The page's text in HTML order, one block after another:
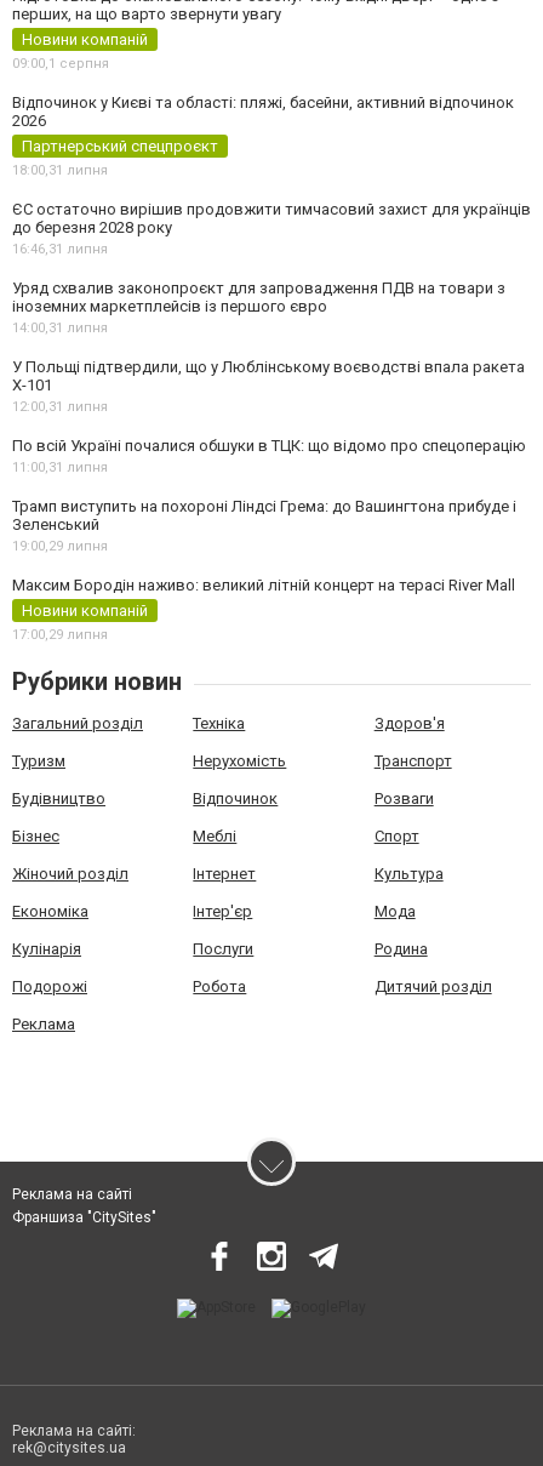
перших, на що варто звернути увагу
Новини компаній
09:00,1 серпня
Відпочинок у Києві та області: пляжі, басейни, активний відпочинок
2026
Партнерський спецпроєкт
18:00,31 липня
ЄС остаточно вирішив продовжити тимчасовий захист для українців
до березня 2028 року
16:46,31 липня
Уряд схвалив законопроєкт для запровадження ПДВ на товари з
іноземних маркетплейсів із першого євро
14:00,31 липня
У Польщі підтвердили, що у Люблінському воєводстві впала ракета
Х-101
12:00,31 липня
По всій Україні почалися обшуки в ТЦК: що відомо про спецоперацію
11:00,31 липня
Трамп виступить на похороні Ліндсі Грема: до Вашингтона прибуде і
Зеленський
19:00,29 липня
Максим Бородін наживо: великий літній концерт на терасі River Mall
Новини компаній
17:00,29 липня
Рубрики новин
Загальний розділ Техніка Здоров'я
Туризм Нерухомість Транспорт
Будівництво Відпочинок Розваги
Бізнес Меблі Спорт
Жіночий розділ Інтернет Культура
Економіка Інтер'єр Мода
Кулінарія Послуги Родина
Подорожі Робота Дитячий розділ
Реклама
Реклама на сайті
Франшиза "CitySites"
Реклама на сайті:
rek@citysites.ua